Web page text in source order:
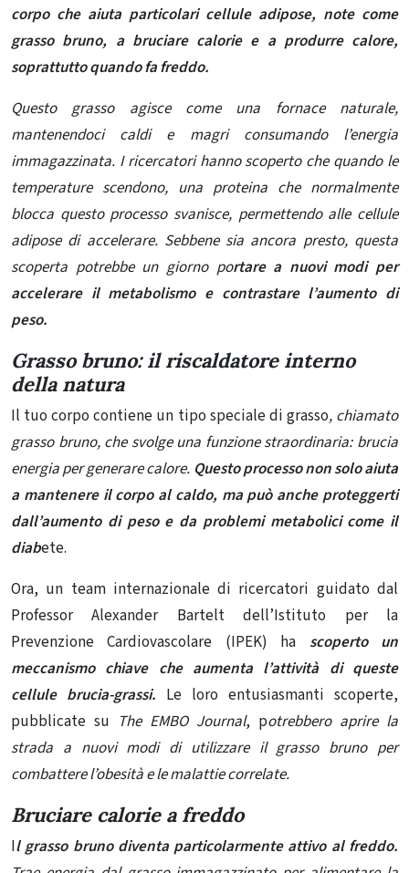
corpo che aiuta particolari cellule adipose, note come
grasso bruno, a bruciare calorie e a produrre calore,
soprattutto quando fa freddo.
Questo grasso agisce come una fornace naturale,
mantenendoci caldi e magri consumando l’energia
immagazzinata. I ricercatori hanno scoperto che quando le
temperature scendono, una proteina che normalmente
blocca questo processo svanisce, permettendo alle cellule
adipose di accelerare. Sebbene sia ancora presto, questa
scoperta potrebbe un giorno portare a nuovi modi per
accelerare il metabolismo e contrastare l’aumento di
peso.
Grasso bruno: il riscaldatore interno
della natura
Il tuo corpo contiene un tipo speciale di grasso, chiamato
grasso bruno, che svolge una funzione straordinaria: brucia
energia per generare calore. Questo processo non solo aiuta
a mantenere il corpo al caldo, ma può anche proteggerti
dall’aumento di peso e da problemi metabolici come il
diabete.
Ora, un team internazionale di ricercatori guidato dal
Professor Alexander Bartelt dell’Istituto per la
Prevenzione Cardiovascolare (IPEK) ha scoperto un
meccanismo chiave che aumenta l’attività di queste
cellule brucia-grassi. Le loro entusiasmanti scoperte,
pubblicate su The EMBO Journal, potrebbero aprire la
strada a nuovi modi di utilizzare il grasso bruno per
combattere l’obesità e le malattie correlate.
Bruciare calorie a freddo
Il grasso bruno diventa particolarmente attivo al freddo.